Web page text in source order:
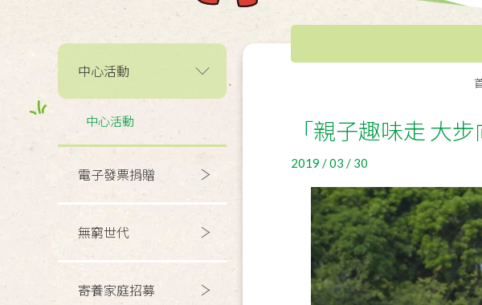
中心活動
中心活動
電子發票捐贈
無窮世代
寄養家庭招募
「親子趣味走 大
2019 / 03 / 30